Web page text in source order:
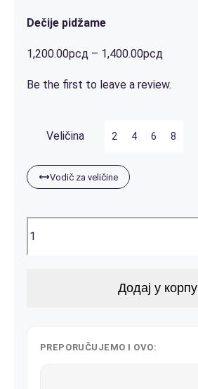
Online Prodavnica
Blog
Dečije pidžame
1,200.00рсд – 1,400.00рсдРаспон
од
до
Be the first to leave a review.
Veličina 2 4 6 8
Vodič za veličine
Додај у корпу
PREPORUČUJEMO I OVO: